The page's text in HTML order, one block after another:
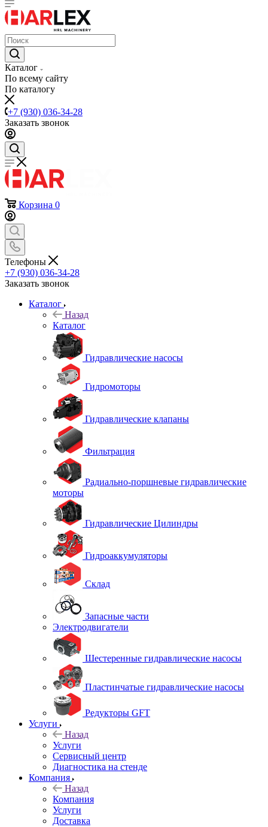
Каталог
По всему сайту
По каталогу
+7 (930) 036-34-28
Заказать звонок
Корзина 0
Телефоны
+7 (930) 036-34-28
Заказать звонок
Каталог
Назад
Каталог
Гидравлические насосы
Гидромоторы
Гидравлические клапаны
Фильтрация
Радиально-поршневые гидравлические
моторы
Гидравлические Цилиндры
Гидроаккумуляторы
Склад
Запасные части
Электродвигатели
Шестеренные гидравлические насосы
Пластинчатые гидравлические насосы
Редукторы GFT
Услуги
Назад
Услуги
Сервисный центр
Диагностика на стенде
Компания
Назад
Компания
Услуги
Доставка